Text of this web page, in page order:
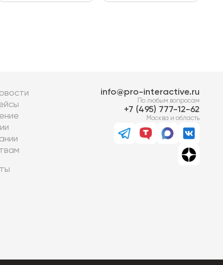
info@pro-interactive.ru
По любым вопросам
7 (495) 777-12-62
Москва и область